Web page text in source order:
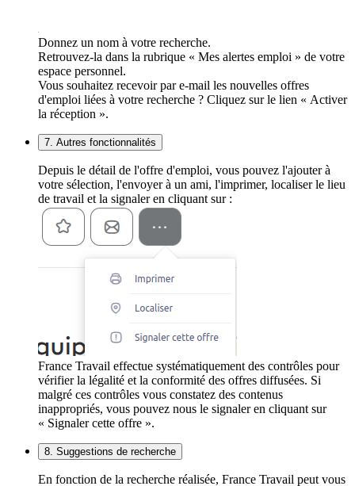
Donnez un nom à votre recherche.
Retrouvez-la dans la rubrique « Mes alertes emploi » de votre
espace personnel.
Vous souhaitez recevoir par e-mail les nouvelles offres
d'emploi liées à votre recherche ? Cliquez sur le lien « Activer
la réception ».
7. Autres fonctionnalités
Depuis le détail de l'offre d'emploi, vous pouvez l'ajouter à
votre sélection, l'envoyer à un ami, l'imprimer, localiser le lieu
de travail et la signaler en cliquant sur :
France Travail effectue systématiquement des contrôles pour
vérifier la légalité et la conformité des offres diffusées. Si
malgré ces contrôles vous constatez des contenus
inappropriés, vous pouvez nous le signaler en cliquant sur
« Signaler cette offre ».
8. Suggestions de recherche
En fonction de la recherche réalisée, France Travail peut vous